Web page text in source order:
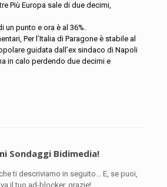
Più Europa sale di due decimi,
un punto e ora è al 36%.
Per l’Italia di Paragone è stabile al
guidata dall’ex sindaco di Napoli
in calo perdendo due decimi e
Sondaggi Bidimedia!
ti descriviamo in seguito… E, se puoi,
il tuo ad-blocker, grazie!